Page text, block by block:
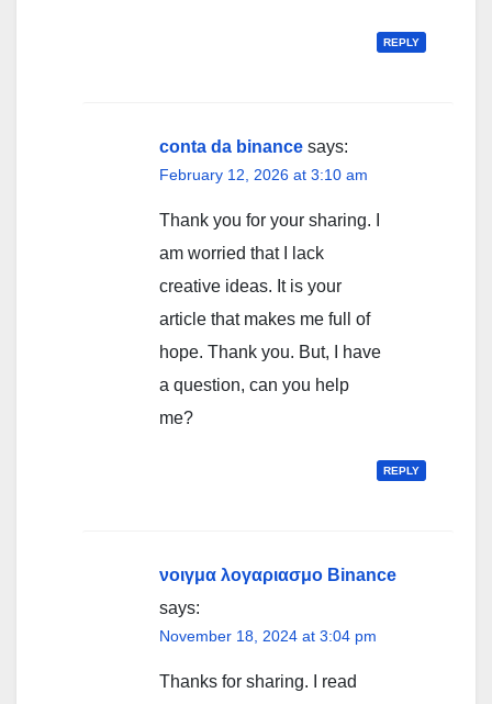
REPLY
conta da binance says:
February 12, 2026 at 3:10 am
Thank you for your sharing. I
am worried that I lack
creative ideas. It is your
article that makes me full of
hope. Thank you. But, I have
a question, can you help
me?
REPLY
νοιγμα λογαριασμο Binance
says:
November 18, 2024 at 3:04 pm
Thanks for sharing. I read